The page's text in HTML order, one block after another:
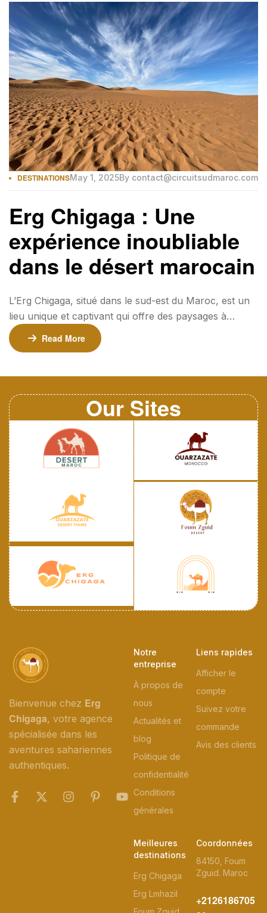
exceptionnel. Les guides locaux partagent leur
connaissance approfondie du désert […]
DESTINATIONSMay 1, 2025By contact@circuitsudmaroc.com
Erg Chigaga : Une
expérience inoubliable
dans le désert marocain
L’Erg Chigaga, situé dans le sud-est du Maroc, est un
lieu unique et captivant qui offre des paysages à
couper le souffle. Ce désert majestueux s’étend sur
plus de 40 kilomètres carrés et est connu pour ses
les dunes, profiter du coucher de soleil dans le désert,
[…]
Read More
Our Sites
Bienvenue chez Erg
Chigaga, votre agence
spécialisée dans les
aventures sahariennes
authentiques.
Notre
entreprise
À propos de
nous
Actualités et
blog
Politique de
confidentialité
Conditions
générales
Liens rapides
Afficher le
compte
Suivez votre
commande
Avis des clients
Meilleures
destinations
Erg Chigaga
Erg Lmhazil
Coordonnées
84150, Foum
Zguid. Maroc
+2126186705